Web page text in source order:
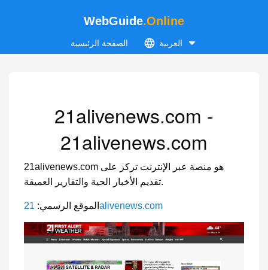
WebGuide.Online
الصفحة الرئيسية العربية
21alivenews.com -
21alivenews.com
21alivenews.com هو منصة عبر الإنترنت تركز على
تقديم الأخبار الحية والتقارير العميقة.
الموقع الرسمي: 21alivenews.com